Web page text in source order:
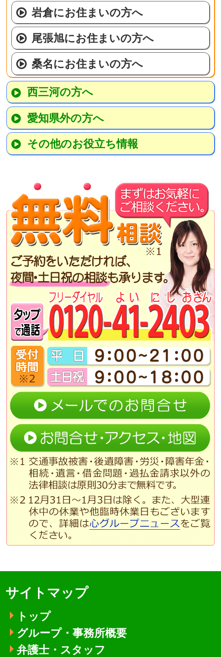
岩倉にお住まいの方へ
尾張旭にお住まいの方へ
桑名にお住まいの方へ
西三河の方へ
愛知県外の方へ
その他のお役立ち情報
サイトマップ
トップ
グループ・事務所概要
弁護士・スタッフ